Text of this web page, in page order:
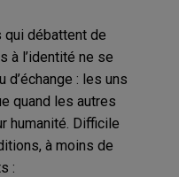
qui débattent de
à l’identité ne se
d’échange : les uns
quand les autres
humanité. Difficile
à moins de
: